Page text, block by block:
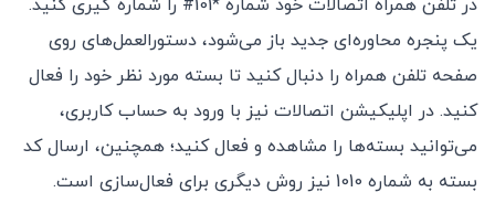
در تلفن همراه اتصالات خود شماره *101# را شماره گیری کنید.
یک پنجره محاوره‌ای جدید باز می‌شود، دستورالعمل‌های روی
صفحه تلفن همراه را دنبال کنید تا بسته مورد نظر خود را فعال
کنید. در اپلیکیشن اتصالات نیز با ورود به حساب کاربری،
می‌توانید بسته‌ها را مشاهده و فعال کنید؛ همچنین، ارسال کد
بسته به شماره 1010 نیز روش دیگری برای فعال‌سازی است.